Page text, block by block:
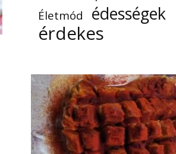
Életmód édességek
érdekes